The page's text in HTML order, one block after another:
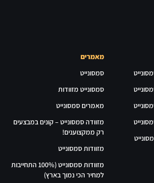
מאמרים
סמסונייט
סמסונייט מזוודות
מאמרים סמסונייט
מזוודה סמסונייט – קונים במבצעים
רק ממקצוענים!
מזוודות סמסונייט
מזוודות סמסונייט (100% התחייבות
למחיר הכי נמוך בארץ)